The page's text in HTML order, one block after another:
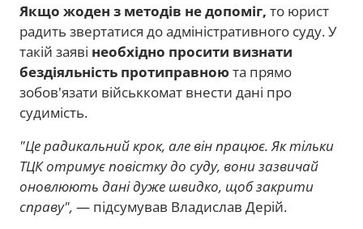
Якщо жоден з методів не допоміг, то юрист
радить звертатися до адміністративного суду. У
такій заяві необхідно просити визнати
бездіяльність протиправноюта прямо
зобов'язати військкомат внести дані про
судимість.
"Це радикальний крок, але він працює. Як тільки
ТЦК отримує повістку до суду, вони зазвичай
оновлюють дані дуже швидко, щоб закрити
справу", — підсумував Владислав Дерій.